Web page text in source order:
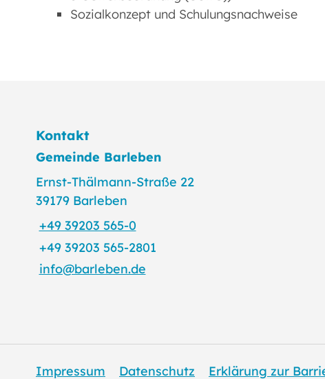
Sozialkonzept und Schulungsnachweise
Kontakt
Gemeinde Barleben
Ernst-Thälmann-Straße 22
39179 Barleben
+49 39203 565-0
+49 39203 565-2801
info@barleben.de
Impressum Datenschutz Erklärung zur